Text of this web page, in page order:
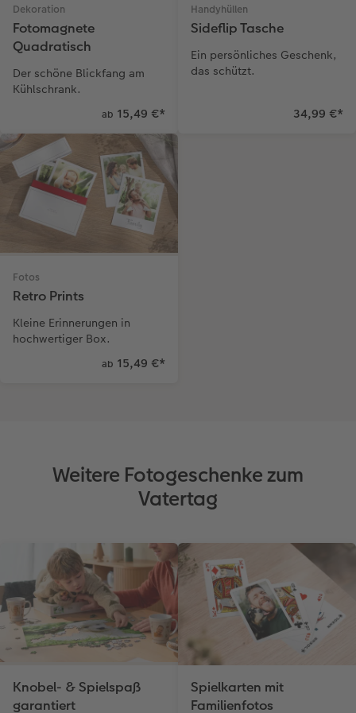
Dekoration
Fotomagnete
Quadratisch
Der schöne Blickfang am
Kühlschrank.
ab 15,49 €*
Handyhüllen
Sideflip Tasche
Ein persönliches Geschenk,
das schützt.
34,99 €*
Fotos
Retro Prints
Kleine Erinnerungen in
hochwertiger Box.
ab 15,49 €*
Weitere Fotogeschenke zum
Vatertag
Knobel- & Spielspaß
garantiert
Spielkarten mit
Familienfotos